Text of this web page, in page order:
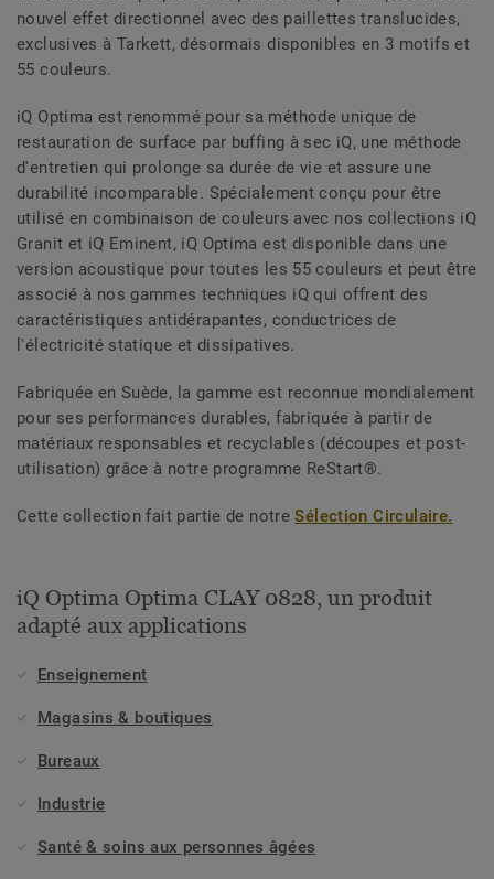
nouvel effet directionnel avec des paillettes translucides,
exclusives à Tarkett, désormais disponibles en 3 motifs et
55 couleurs.
iQ Optima est renommé pour sa méthode unique de
restauration de surface par buffing à sec iQ, une méthode
d'entretien qui prolonge sa durée de vie et assure une
durabilité incomparable. Spécialement conçu pour être
utilisé en combinaison de couleurs avec nos collections iQ
Granit et iQ Eminent, iQ Optima est disponible dans une
version acoustique pour toutes les 55 couleurs et peut être
associé à nos gammes techniques iQ qui offrent des
caractéristiques antidérapantes, conductrices de
l'électricité statique et dissipatives.
Fabriquée en Suède, la gamme est reconnue mondialement
pour ses performances durables, fabriquée à partir de
matériaux responsables et recyclables (découpes et post-
utilisation) grâce à notre programme ReStart®.
Cette collection fait partie de notreSélection Circulaire.
iQ Optima Optima CLAY 0828, un produit
adapté aux applications
Enseignement
Magasins & boutiques
Bureaux
Industrie
Santé & soins aux personnes âgées